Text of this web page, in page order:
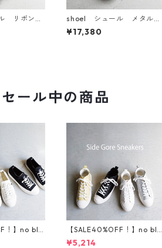
リボンモ
プス 647
shoel シュール メタルバ
ーモチーフレザーパンプ
ス 5799
¥17,380
セール中の商品
！】no bla
カー T5
【SALE40%OFF！】no bla
nd サイドゴアハイカット
¥5,214